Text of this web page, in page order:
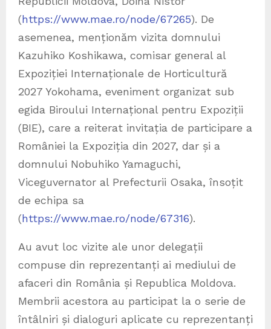
(https://www.mae.ro/node/67265). De
asemenea, menționăm vizita domnului
Kazuhiko Koshikawa, comisar general al
Expoziției Internaționale de Horticultură
2027 Yokohama, eveniment organizat sub
egida Biroului Internațional pentru Expoziții
(BIE), care a reiterat invitația de participare a
României la Expoziția din 2027, dar și a
domnului Nobuhiko Yamaguchi,
Viceguvernator al Prefecturii Osaka, însoțit
de echipa sa
(https://www.mae.ro/node/67316).
Au avut loc vizite ale unor delegații
compuse din reprezentanți ai mediului de
afaceri din România și Republica Moldova.
Membrii acestora au participat la o serie de
întâlniri și dialoguri aplicate cu reprezentanți